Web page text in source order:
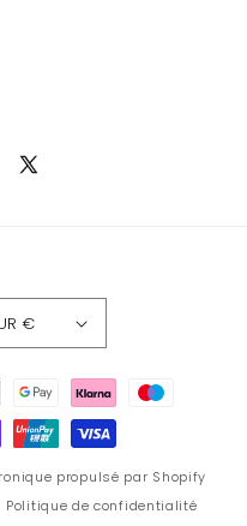
X
Belgique | EUR €
propulsé par Shopify
Politique de confidentialité